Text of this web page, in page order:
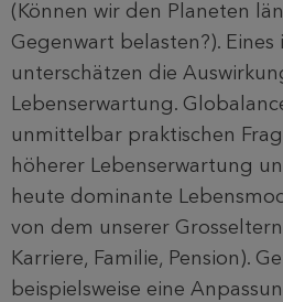
(Können wir den Planeten
Gegenwart belasten?). Eines
unterschätzen die
Lebenserwartung.
unmittelbar praktischen
höherer Lebenserwartung
heute dominante
von dem unserer
Karriere, Familie, Pension).
beispielsweise eine